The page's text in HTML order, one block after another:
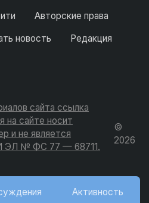
Авторские права
новость
Редакция
сайта ссылка
на сайте носит
и не является
ЭЛ № ФС 77 — 68711.
©
2026
Активность